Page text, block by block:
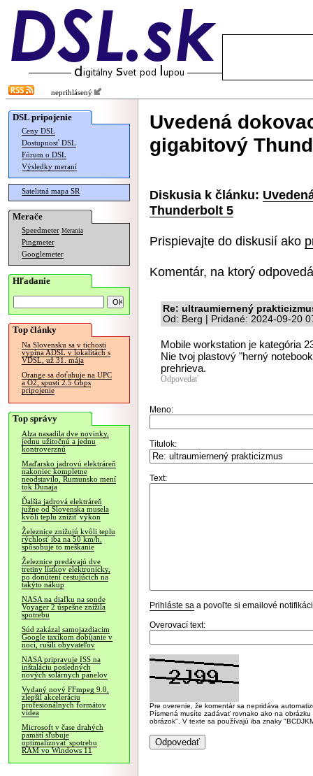
neprihlásený
DSL pripojenie
Ceny DSL
Dostupnosť DSL
Fórum o DSL
Výsledky meraní
Satelitná mapa SR
Merače
Speedmeter Merania
Pingmeter
Googlemeter
Hľadanie
Top články
Na Slovensku sa v tichosti
vypína ADSL v lokalitách s
VDSL, už 31. mája
Orange sa doťahuje na UPC
a O2, spustí 2.5 Gbps
pripojenie
Top správy
Alza nasadila dve novinky,
jednu užitočnú a jednu
kontroverznú
Maďarsko jadrovú elektráreň
nakoniec kompletne
neodstavilo, Rumunsko mení
tok Dunaja
Ďalšia jadrová elektráreň
južne od Slovenska musela
kvôli teplu znížiť výkon
Železnice znižujú kvôli teplu
rýchlosť iba na 50 km/h,
spôsobuje to meškanie
Železnice predávajú dve
tretiny lístkov elektronicky,
po donútení cestujúcich na
takýto nákup
NASA na diaľku na sonde
Voyager 2 úspešne znížila
spotrebu
Súd zakázal samojazdiacim
Google taxíkom dobíjanie v
noci, rušili obyvateľov
NASA pripravuje ISS na
inštaláciu posledných
nových solárnych panelov
Vydaný nový FFmpeg 9.0,
zlepšil akceleráciu
profesionálnych formátov
videa
Microsoft v čase drahých
pamätí sľubuje
optimalizovať spotrebu
RAM vo Windows 11
Uvedená
gigabitový
Diskusia k článku:
Thunderbolt 5
Prispievajte do diskusií ako
Komentár, na ktorý
Re: ultraumiernený
Od: Berg | Pridané: 2024-09-20
Mobile workstation je kategória
Nie tvoj plastový "herný
prehrieva.
Odpovedať
Meno:
Titulok:
Text:
Prihláste sa a povoľte si emailové
Overovací text:
Pre overenie, že komentár sa nepridáva
Písmená musíte zadávať rovnako ako na
obrázok". V texte sa používajú iba znaky